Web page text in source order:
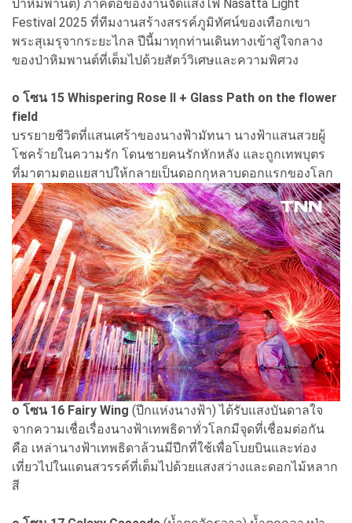
ป่าหิมพานต์) ภาคต่อของงานจัดแสงไฟ Nasatta Light
Festival 2025 ที่ทีมงานสร้างสรรค์ภูมิทัศน์ของเทือกเขา
พระสุเมรุจากระยะไกล ปีนี้มาทุกท่านเดินทางเข้าสู่ใจกลาง
ของป่าหิมพานต์ที่เต็มไปด้วยสัตว์วิเศษและความพิศวง
o โซน 15 Whispering Rose II + Glass Path on the flower
field
บรรยายชีวิตที่แสนเศร้าของนางฟ้ามัทนา นางฟ้าแสนสวยผู้
โชคร้ายในความรัก โดนชายคนรักหักหลัง และถูกเทพบุตร
ที่มาตามตอแยสาปให้กลายเป็นดอกกุหลาบดอกแรกของโลก
o โซน 16 Fairy Wing (ปีกแห่งนางฟ้า) ได้รับแสงบันดาลใจ
จากความเชื่อเรื่องนางฟ้าเทพธิดาทั่วโลกมีจุดที่เชื่อมต่อกัน
คือ เหล่านางฟ้าเทพธิดาล้วนมีปีกที่ใช้เพื่อโบยบินและท่อง
เที่ยวไปในแดนสวรรค์ที่เต็มไปด้วยแสงสว่างและดอกไม้หลาก
สี